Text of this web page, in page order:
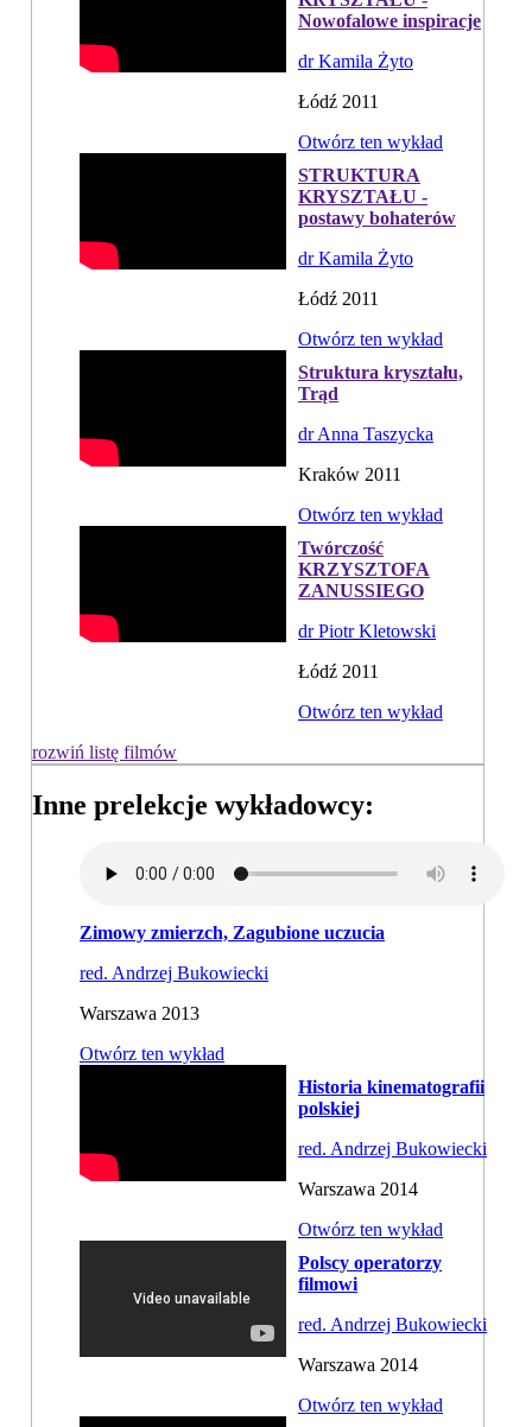
Nowofalowe inspiracje
dr Kamila Żyto
Łódź 2011
Otwórz ten wykład
STRUKTURA
KRYSZTAŁU -
postawy bohaterów
dr Kamila Żyto
Łódź 2011
Otwórz ten wykład
Struktura kryształu,
Trąd
dr Anna Taszycka
Kraków 2011
Otwórz ten wykład
Twórczość
KRZYSZTOFA
ZANUSSIEGO
dr Piotr Kletowski
Łódź 2011
Otwórz ten wykład
rozwiń listę filmów
Inne prelekcje wykładowcy:
Zimowy zmierzch, Zagubione uczucia
red. Andrzej Bukowiecki
Warszawa 2013
Otwórz ten wykład
Historia kinematografii
polskiej
red. Andrzej Bukowiecki
Warszawa 2014
Otwórz ten wykład
Polscy operatorzy
filmowi
red. Andrzej Bukowiecki
Warszawa 2014
Otwórz ten wykład